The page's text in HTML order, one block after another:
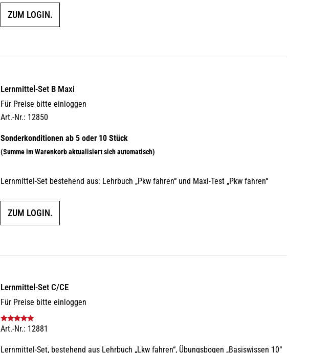
ZUM LOGIN.
Lernmittel-Set B Maxi
Für Preise bitte einloggen
Art.-Nr.: 12850
Lernmittel-Set bestehend aus: Lehrbuch „Pkw fahren“ und Maxi-Test „Pkw fahren“
ZUM LOGIN.
Lernmittel-Set C/CE
Für Preise bitte einloggen
Bewertet mit
Art.-Nr.: 12881
Lernmittel-Set, bestehend aus Lehrbuch „Lkw fahren“, Übungsbogen „Basiswissen 10“